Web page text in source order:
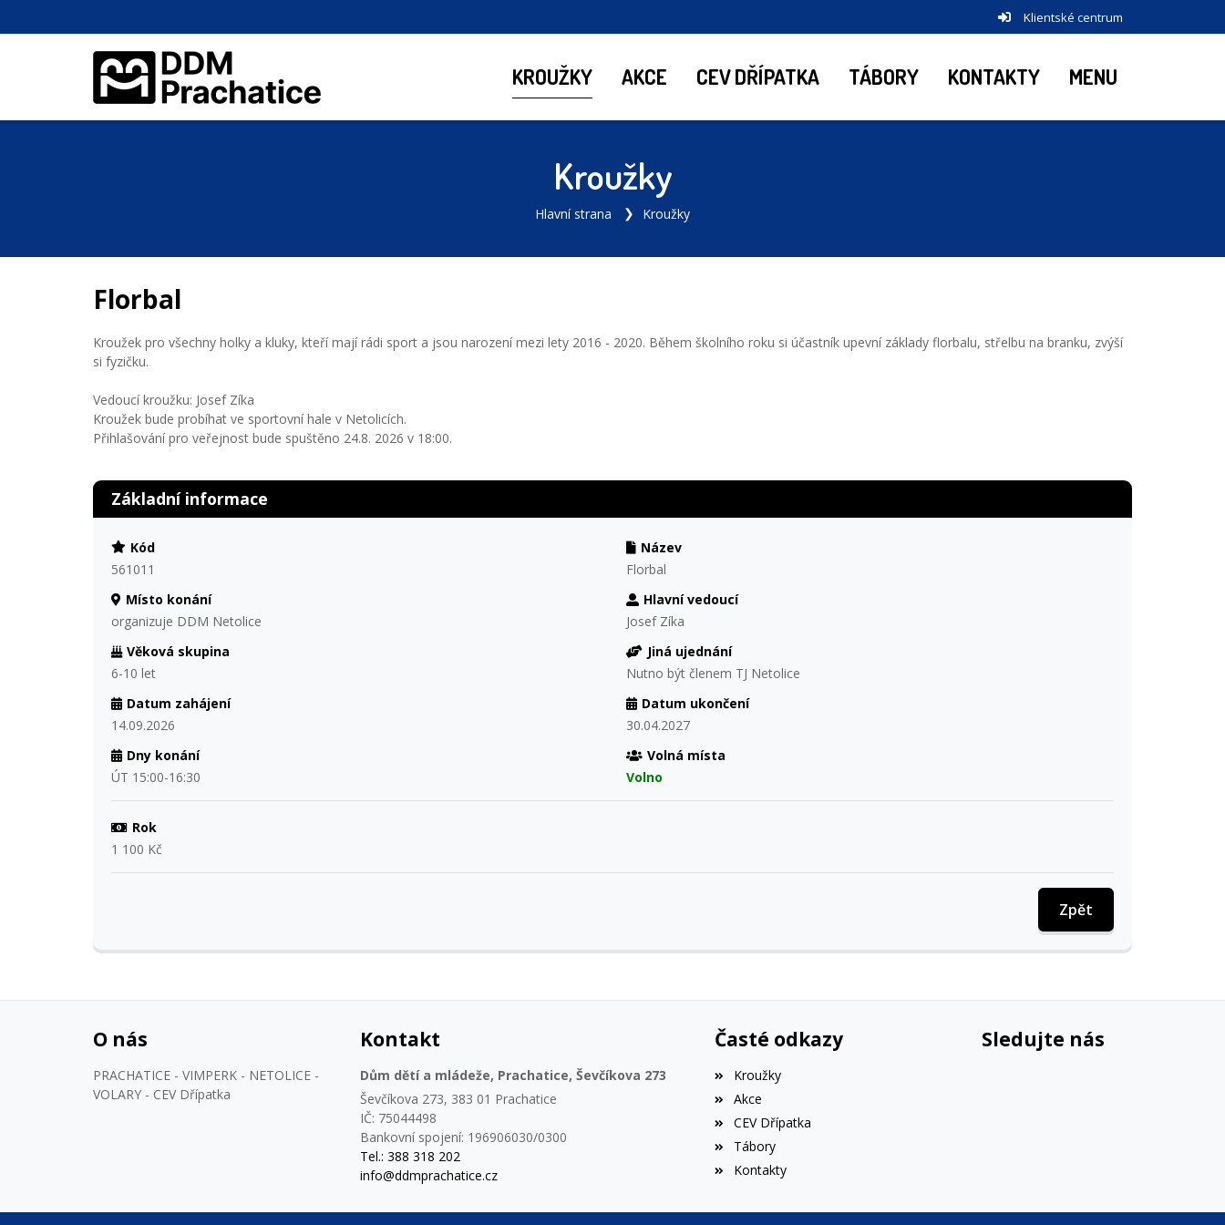
Klientské centrum
KROUŽKY AKCE CEV DŘÍPATKA TÁBORY KONTAKTY MENU
Kroužky
Hlavní strana Kroužky
Florbal
Kroužek pro všechny holky a kluky, kteří mají rádi sport a jsou narození mezi lety 2016 - 2020. Během školního roku si účastník upevní základy florbalu, střelbu na branku, zvýší
si fyzičku.
Vedoucí kroužku: Josef Zíka
Kroužek bude probíhat ve sportovní hale v Netolicích.
Přihlašování pro veřejnost bude spuštěno 24.8. 2026 v 18:00.
Základní informace
Kód
561011
Název
Florbal
Místo konání
organizuje DDM Netolice
Hlavní vedoucí
Josef Zíka
Věková skupina
6-10 let
Jiná ujednání
Nutno být členem TJ Netolice
Datum zahájení
14.09.2026
Datum ukončení
30.04.2027
Dny konání
ÚT 15:00-16:30
Volná místa
Volno
Rok
1 100 Kč
Zpět
O nás
PRACHATICE - VIMPERK - NETOLICE -
VOLARY - CEV Dřípatka
Kontakt
Dům dětí a mládeže, Prachatice, Ševčíkova 273
Ševčíkova 273, 383 01 Prachatice
IČ: 75044498
Bankovní spojení: 196906030/0300
Tel.: 388 318 202
info@ddmprachatice.cz
Časté odkazy
Kroužky
Akce
CEV Dřípatka
Tábory
Kontakty
Sledujte nás